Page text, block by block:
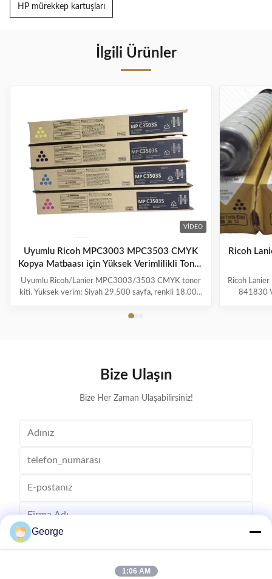
Ricoh
MPC3000
için Orijinal
Ricoh Toner
HP mürekkep kartuşları
İlgili Ürünler
VIDEO
Uyumlu Ricoh MPC3003 MPC3503 CMYK
Kopya Matbaası için Yüksek Verimlilikli Toner
Kartoşu
Uyumlu Ricoh/Lanier MPC3003/3503 CMYK toner
kiti. Yüksek verim: Siyah 29.500 sayfa, renkli 18.000
%100 test edilmiş kalite.
Ricoh
Ricoh
841830
Bize Ulaşın
Bize Her Zaman Ulaşabilirsiniz!
George
1:06 AM